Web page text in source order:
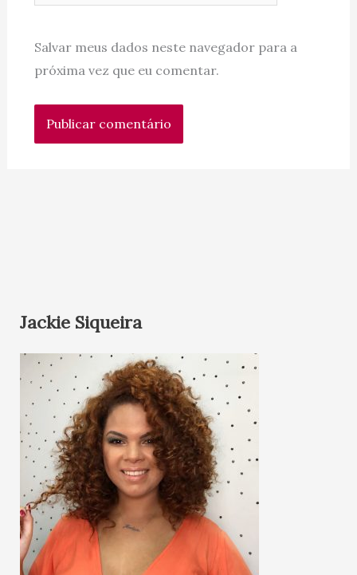
Salvar meus dados neste navegador para a
próxima vez que eu comentar.
Jackie Siqueira